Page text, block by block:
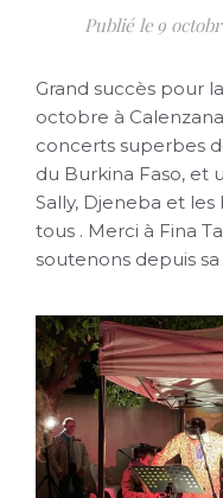
9
Grand succès pour
octobre à
concerts superbes
du Burkina Faso, et
Sally, Djeneba et
tous . Merci à Fina
soutenons depuis